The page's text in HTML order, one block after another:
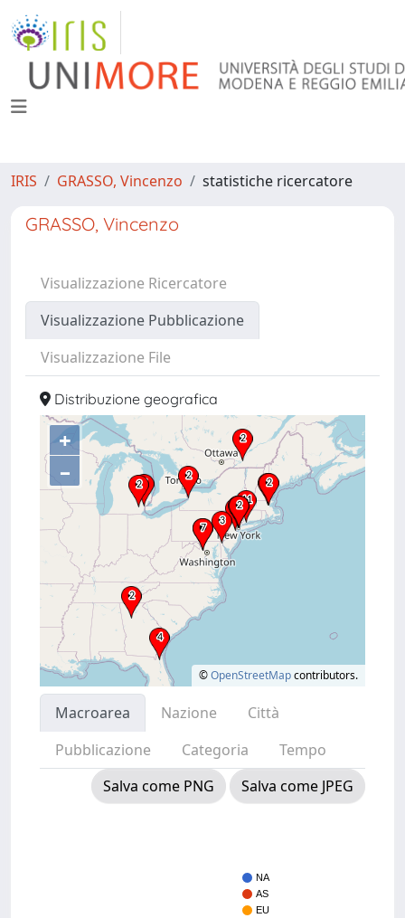
IRIS GRASSO, Vincenzo statistiche ricercatore
GRASSO, Vincenzo
Visualizzazione Ricercatore
Visualizzazione Pubblicazione
Visualizzazione File
Distribuzione geografica
+
–
©OpenStreetMapcontributors.
Macroarea Nazione
Città
Pubblicazione
Categoria
Tempo
Salva come PNG
Salva come JPEG
NA
AS
EU